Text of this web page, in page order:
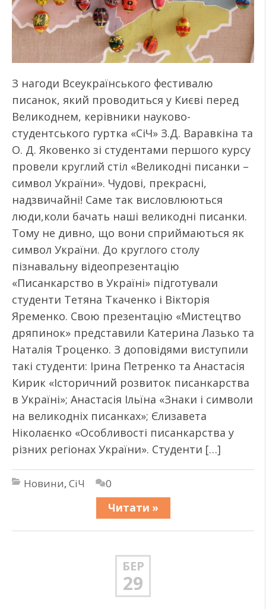
З нагоди Всеукраїнського фестивалю
писанок, який проводиться у Києві перед
Великоднем, керівники науково-
студентського гуртка «СіЧ» З.Д. Варавкіна та
О. Д. Яковенко зі студентами першого курсу
провели круглий стіл «Великодні писанки –
символ України». Чудові, прекрасні,
надзвичайні! Саме так висловлюються
люди,коли бачать наші великодні писанки.
Тому не дивно, що вони сприймаються як
символ України. До круглого столу
пізнавальну відеопрезентацію
«Писанкарство в Україні» підготували
студенти Тетяна Ткаченко і Вікторія
Яременко. Свою презентацію «Мистецтво
дряпинок» представили Катерина Лазько та
Наталія Троценко. З доповідями виступили
такі студенти: Ірина Петренко та Анастасія
Кирик «Історичний розвиток писанкарства
в Україні»; Анастасія Ільїна «Знаки і символи
на великодніх писанках»; Єлизавета
Ніколаєнко «Особливості писанкарства у
різних регіонах України». Студенти […]
Новини, СіЧ
0
Читати »
БЕР
29